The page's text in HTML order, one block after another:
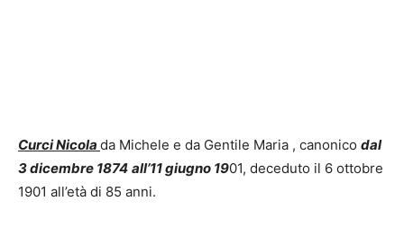
Curci Nicola da Michele e da Gentile Maria , canonico dal
3 dicembre 1874 all’11 giugno 1901, deceduto il 6 ottobre
1901 all’età di 85 anni.